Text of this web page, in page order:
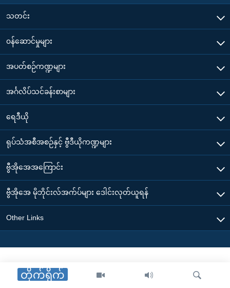
တိုက်ရိုက်
သတင်း
၀န်ဆောင်မှုများ
အပတ်စဉ်ကဏ္ဍများ
အင်္ဂလိပ်သင်ခန်းစာများ
ရေဒီယို
ရုပ်သံအစီအစဉ်နှင့် ဗွီဒီယိုကဏ္ဍများ
ဗွီအိုအေအကြောင်း
ဗွီအိုအေ မိုဘိုင်းလ်အက်ပ်များ ဒေါင်းလုတ်ယူရန်
Other Links